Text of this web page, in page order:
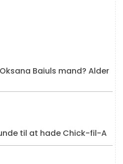
Baiuls mand? Alder
til at hade Chick-fil-A